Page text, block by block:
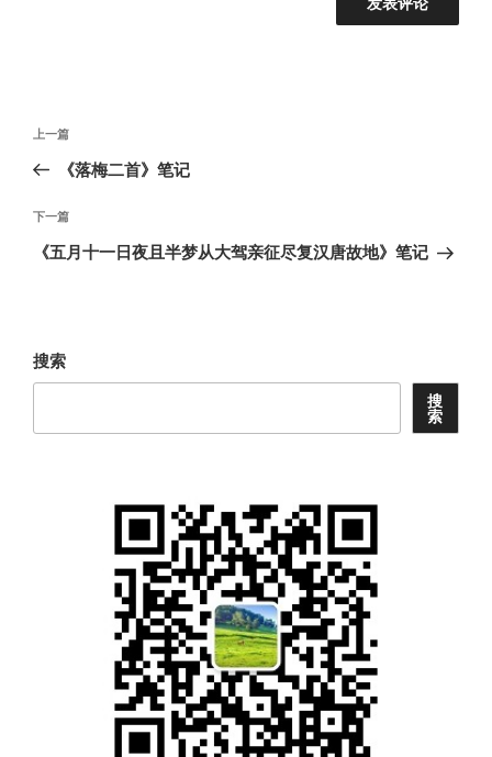
文
导
航
上
一
文
章
上一篇
《落梅二首》笔记
下
一
下一篇
《五月十一日夜且半梦从大驾亲征尽复汉唐故地》笔记
搜索
搜
索